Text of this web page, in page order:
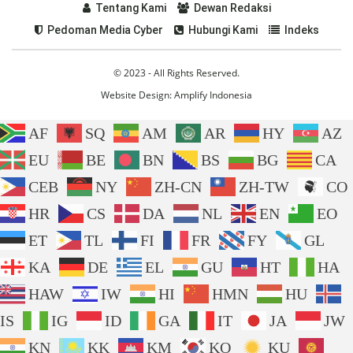
Tentang Kami
Dewan Redaksi
Pedoman Media Cyber
Hubungi Kami Indeks
© 2023 - All Rights Reserved.
Website Design:Amplify Indonesia
AF SQ AM AR HY
AZ
EU
BE BN BS BG
CA
CEB
NY ZH-CN ZH-TW
CO
HR
CS DA NL EN
EO
ET
TL FI FR FY
GL
KA
DE EL GU HT
HA
HAW
IW HI HMN
HU
IS
IG ID GA IT JA
JW
KN
KK KM KO KU